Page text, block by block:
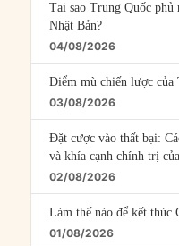
Tại sao Trung Quốc
Nhật Bản?
04/08/2026
Điểm mù chiến lược
03/08/2026
Đặt cược vào thất bại:
và khía cạnh chính trị
02/08/2026
Làm thế nào để kết thúc
01/08/2026